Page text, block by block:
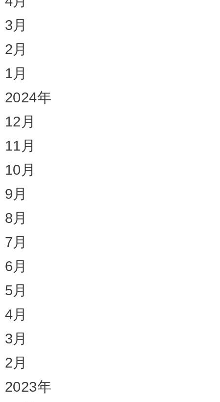
3月
2月
1月
2024年
12月
11月
10月
9月
8月
7月
6月
5月
4月
3月
2月
2023年